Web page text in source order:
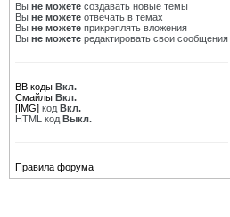
Вы не можете создавать новые темы
Вы не можете отвечать в темах
Вы не можете прикреплять вложения
Вы не можете редактировать свои сообщения
BB коды Вкл.
Смайлы Вкл.
[IMG] код Вкл.
HTML код Выкл.
Правила форума